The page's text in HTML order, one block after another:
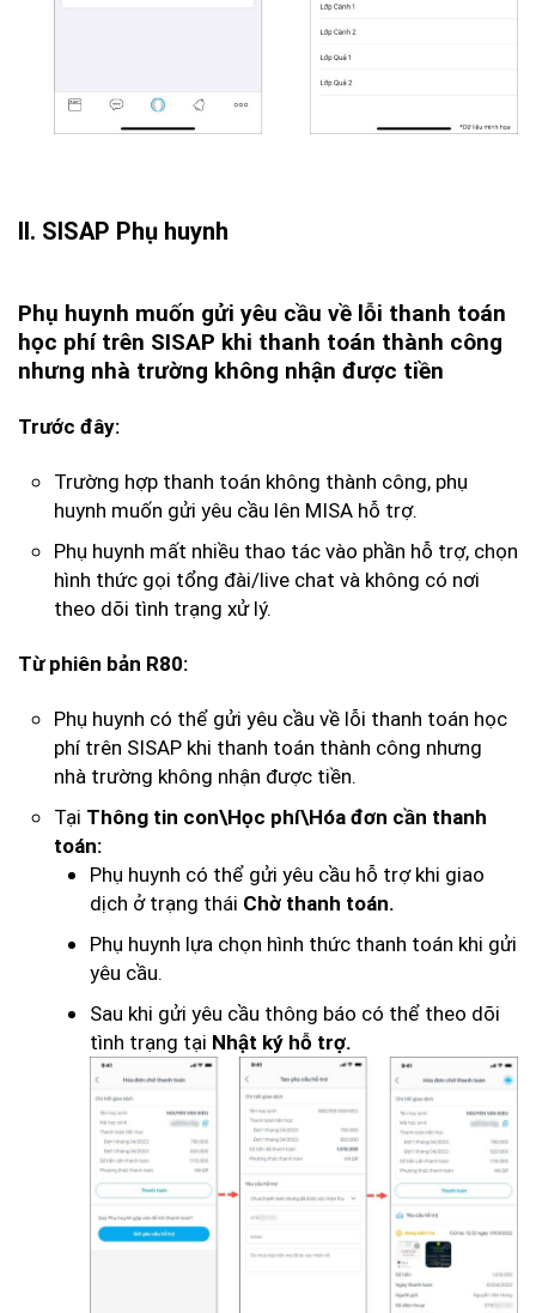
II. SISAP Phụ huynh
Phụ huynh muốn gửi yêu cầu về lỗi thanh toán
học phí trên SISAP khi thanh toán thành công
nhưng nhà trường không nhận được tiền
Trước đây:
Trường hợp thanh toán không thành công, phụ
huynh muốn gửi yêu cầu lên MISA hỗ trợ.
Phụ huynh mất nhiều thao tác vào phần hỗ trợ, chọn
hình thức gọi tổng đài/live chat và không có nơi
theo dõi tình trạng xử lý.
Từ phiên bản R80:
Phụ huynh có thể gửi yêu cầu về lỗi thanh toán học
phí trên SISAP khi thanh toán thành công nhưng
nhà trường không nhận được tiền.
Tại Thông tin con\Học phí\Hóa đơn cần thanh
toán:
Phụ huynh có thể gửi yêu cầu hỗ trợ khi giao
dịch ở trạng thái Chờ thanh toán.
Phụ huynh lựa chọn hình thức thanh toán khi gửi
yêu cầu.
Sau khi gửi yêu cầu thông báo có thể theo dõi
tình trạng tại Nhật ký hỗ trợ.